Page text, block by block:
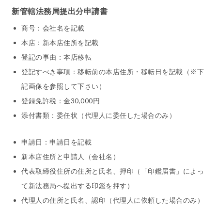
新管轄法務局提出分申請書
商号：会社名を記載
本店：新本店住所を記載
登記の事由：本店移転
登記すべき事項：移転前の本店住所・移転日を記載（※下
記画像を参照して下さい）
登録免許税：金30,000円
添付書類：委任状（代理人に委任した場合のみ）
申請日：申請日を記載
新本店住所と申請人（会社名）
代表取締役住所の住所と氏名、押印（「印鑑届書」によっ
て新法務局へ提出する印鑑を押す）
代理人の住所と氏名、認印（代理人に依頼した場合のみ）